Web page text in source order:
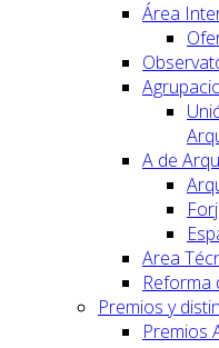
Área
A de
Area
Reforma
Premios y
Premios